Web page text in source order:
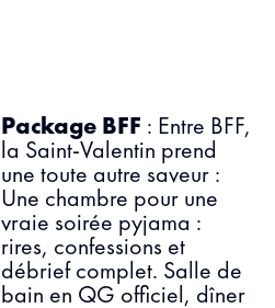
Package BFF : Entre BFF,
la Saint-Valentin prend
une toute autre saveur :
Une chambre pour une
vraie soirée pyjama :
rires, confessions et
débrief complet. Salle de
bain en QG officiel, dîner